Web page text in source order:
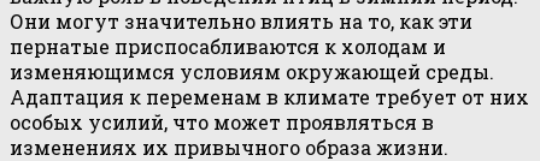
Они могут значительно влиять на то, как эти
пернатые приспосабливаются к холодам и
изменяющимся условиям окружающей среды.
Адаптация к переменам в климате требует от них
особых усилий, что может проявляться в
изменениях их привычного образа жизни.